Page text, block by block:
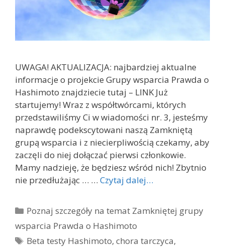
UWAGA! AKTUALIZACJA: najbardziej aktualne
informacje o projekcie Grupy wsparcia Prawda o
Hashimoto znajdziecie tutaj – LINK Już
startujemy! Wraz z współtwórcami, których
przedstawiliśmy Ci w wiadomości nr. 3, jesteśmy
naprawdę podekscytowani naszą Zamkniętą
grupą wsparcia i z niecierpliwością czekamy, aby
zaczęli do niej dołączać pierwsi członkowie.
Mamy nadzieję, że będziesz wśród nich! Zbytnio
nie przedłużając … … Czytaj dalej…
Kategorie
Poznaj szczegóły na temat Zamkniętej grupy
wsparcia Prawda o Hashimoto
Tagi
Beta testy Hashimoto,chora tarczyca,